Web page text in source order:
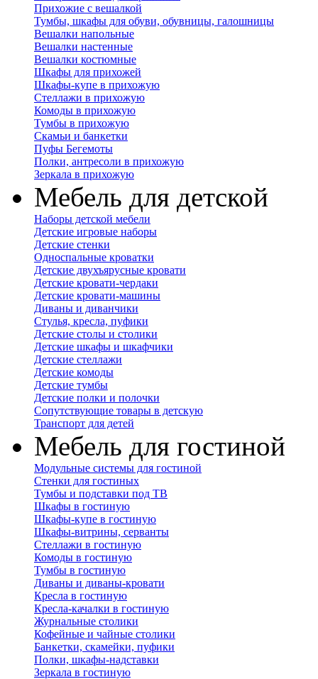
Прихожие с вешалкой
Тумбы, шкафы для обуви, обувницы, галошницы
Вешалки напольные
Вешалки настенные
Вешалки костюмные
Шкафы для прихожей
Шкафы-купе в прихожую
Стеллажи в прихожую
Комоды в прихожую
Тумбы в прихожую
Скамьи и банкетки
Пуфы Бегемоты
Полки, антресоли в прихожую
Зеркала в прихожую
Мебель для детской
Наборы детской мебели
Детские игровые наборы
Детские стенки
Односпальные кроватки
Детские двухъярусные кровати
Детские кровати-чердаки
Детские кровати-машины
Диваны и диванчики
Стулья, кресла, пуфики
Детские столы и столики
Детские шкафы и шкафчики
Детские стеллажи
Детские комоды
Детские тумбы
Детские полки и полочки
Сопутствующие товары в детскую
Транспорт для детей
Мебель для гостиной
Модульные системы для гостиной
Стенки для гостиных
Тумбы и подставки под ТВ
Шкафы в гостиную
Шкафы-купе в гостиную
Шкафы-витрины, серванты
Стеллажи в гостиную
Комоды в гостиную
Тумбы в гостиную
Диваны и диваны-кровати
Кресла в гостиную
Кресла-качалки в гостиную
Журнальные столики
Кофейные и чайные столики
Банкетки, скамейки, пуфики
Полки, шкафы-надставки
Зеркала в гостиную